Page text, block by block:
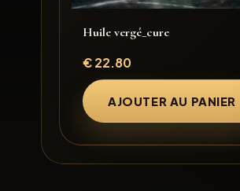
Huile vergé_cure
€22.80
AJOUTER AU PANIER